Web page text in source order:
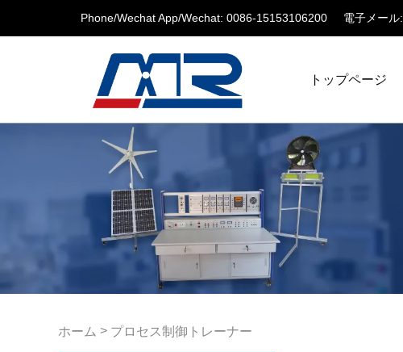
Phone/Wechat App/Wechat: 0086-15153106200 電子メール:
トップページ
ホーム > プロセス制御トレーナー